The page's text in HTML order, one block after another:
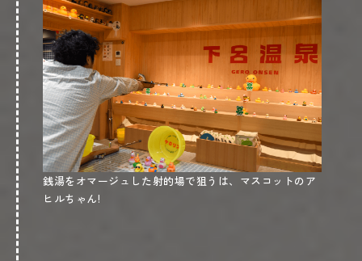
下呂温泉 小川屋
電話番号
0576-25-2118
場所
岐阜県下呂市湯之島570(Google map
)
チェックイン
15時〜20時
チェックアウト
11時
銭湯をオマージュした射的場で狙うは、マスコットのア
ヒルちゃん!